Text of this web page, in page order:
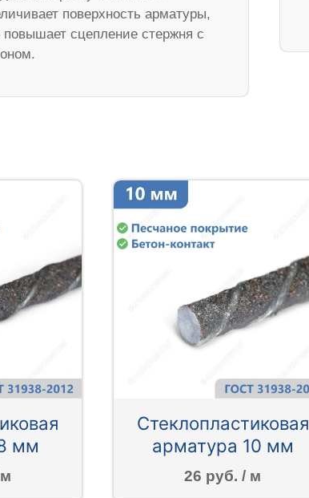
поверхность арматуры,
повышает сцепление стержня с
мм
Стеклопластиковая
арматура 10 мм
26 руб. / м